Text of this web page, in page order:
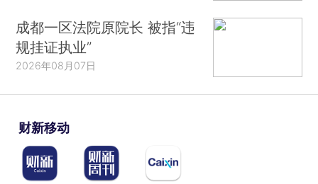
成都一区法院原院长 被指“违
规挂证执业”
2026年08月07日
财新移动